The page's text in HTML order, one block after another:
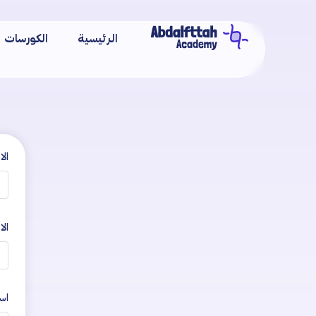
الرئيسية الكورسات